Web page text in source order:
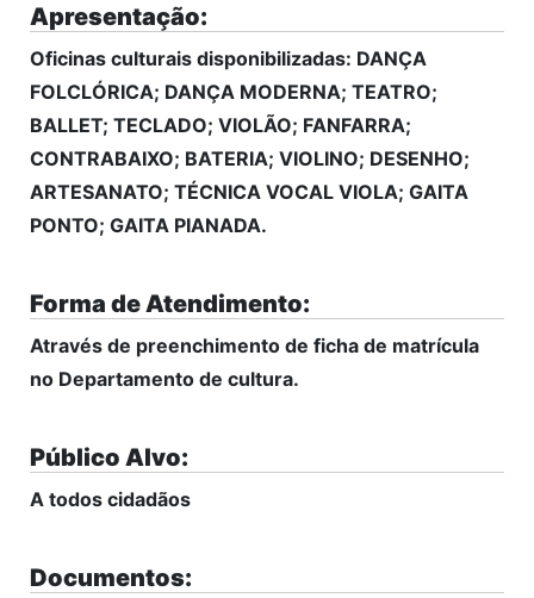
Apresentação:
Oficinas culturais disponibilizadas: DANÇA
FOLCLÓRICA; DANÇA MODERNA; TEATRO;
BALLET; TECLADO; VIOLÃO; FANFARRA;
CONTRABAIXO; BATERIA; VIOLINO; DESENHO;
ARTESANATO; TÉCNICA VOCAL VIOLA; GAITA
PONTO; GAITA PIANADA.
Forma de Atendimento:
Através de preenchimento de ficha de matrícula
no Departamento de cultura.
Público Alvo:
A todos cidadãos
Documentos: